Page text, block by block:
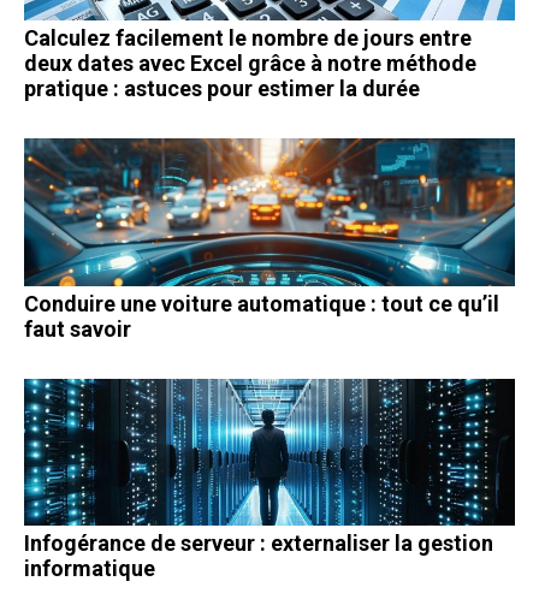
Calculez facilement le nombre de jours entre
deux dates avec Excel grâce à notre méthode
pratique : astuces pour estimer la durée
Conduire une voiture automatique : tout ce qu’il
faut savoir
Infogérance de serveur : externaliser la gestion
informatique